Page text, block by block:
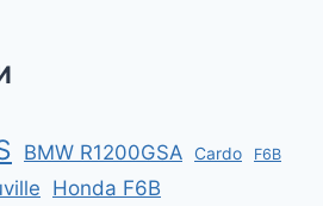
BMW R1200GSA Cardo F6B
Honda F6B